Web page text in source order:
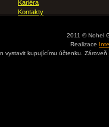
Kariéra
Kontakty
2011 © Nohel
Realizace
vystavit kupujícímu účtenku.